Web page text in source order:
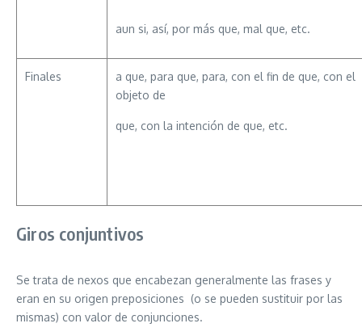
aun si, así, por más que, mal que, etc.
Finales
a que, para que, para, con el fin de que, con el
objeto de
que, con la intención de que, etc.
Giros conjuntivos
Se trata de nexos que encabezan generalmente las frases y
eran en su origen preposiciones (o se pueden sustituir por las
mismas) con valor de conjunciones.